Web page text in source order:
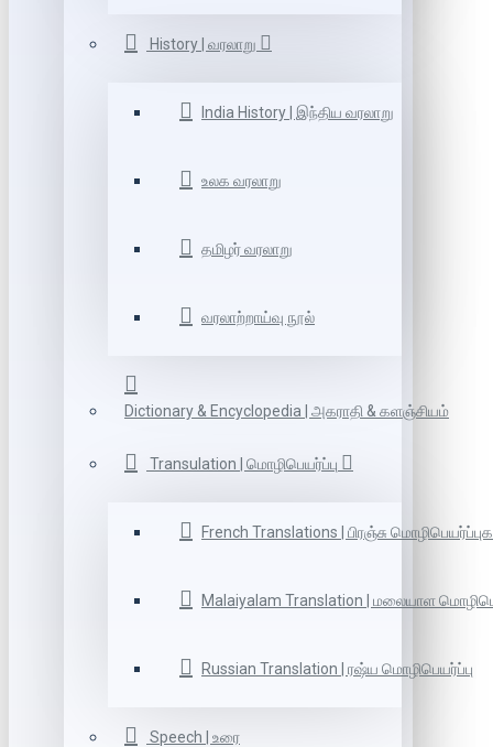
History | வரலாறு
India History | இந்திய வரலாறு
உலக வரலாறு
தமிழர் வரலாறு
வரலாற்றாய்வு நூல்
Dictionary & Encyclopedia | அகராதி & களஞ்சியம்
Transulation | மொழிபெயர்ப்பு
French Translations | பிரஞ்சு
Malaiyalam Translation | மலையாள
Russian Translation | ரஷ்ய மொழிபெயர்ப்பு
Speech | உரை